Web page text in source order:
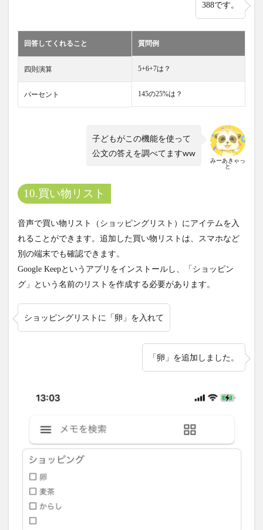
388です。
回答してくれること 質問例
四則演算 5+6+7は？
パーセント 145の25%は？
みーあきゃっ
と
子どもがこの機能を使って
公文の答えを調べてますww
10.買い物リスト
音声で買い物リスト（ショッピングリスト）にアイテムを入
れることができます。追加した買い物リストは、スマホなど
別の端末でも確認できます。
Google Keepというアプリをインストールし、「ショッピン
グ」という名前のリストを作成する必要があります。
ショッピングリストに「卵」を入れて
「卵」を追加しました。